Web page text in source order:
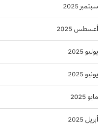
سبتمبر 2025
أغسطس 2025
يوليو 2025
يونيو 2025
مايو 2025
أبريل 2025